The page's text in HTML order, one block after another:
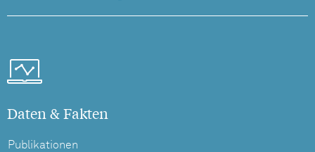
Daten & Fakten
Publikationen